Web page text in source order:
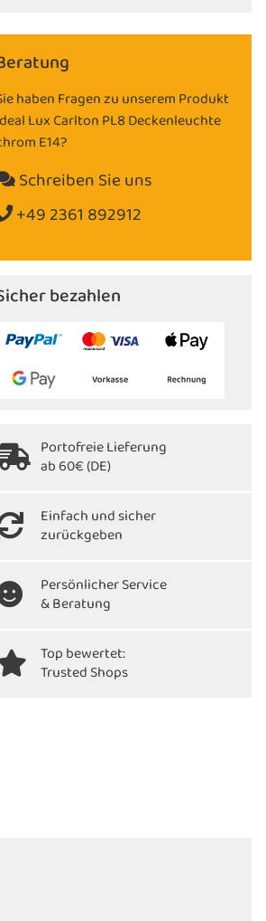
haben Fragen zu unserem Produkt
Lux Carlton PL8 Deckenleuchte
E14?
Schreiben Sie uns
+49 2361 892912
bezahlen
Portofreie Lieferung
ab 60€ (DE)
Einfach und sicher
zurückgeben
Persönlicher Service
& Beratung
Top bewertet:
Trusted Shops